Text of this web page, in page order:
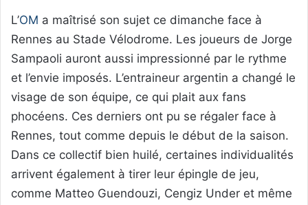
L’OM a maîtrisé son sujet ce dimanche face à
Rennes au Stade Vélodrome. Les joueurs de Jorge
Sampaoli auront aussi impressionné par le rythme
et l’envie imposés. L’entraineur argentin a changé le
visage de son équipe, ce qui plait aux fans
phocéens. Ces derniers ont pu se régaler face à
Rennes, tout comme depuis le début de la saison.
Dans ce collectif bien huilé, certaines individualités
arrivent également à tirer leur épingle de jeu,
comme Matteo Guendouzi, Cengiz Under et même